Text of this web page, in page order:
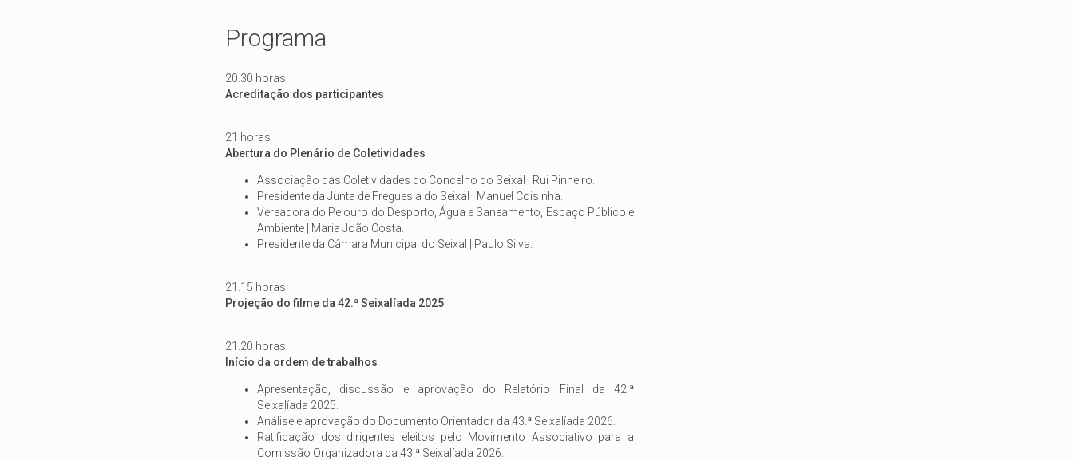
Programa
20.30 horas
Acreditação dos participantes
21 horas
Abertura do Plenário de Coletividades
Associação das Coletividades do Concelho do Seixal | Rui Pinheiro.
Presidente da Junta de Freguesia do Seixal | Manuel Coisinha.
Vereadora do Pelouro do Desporto, Água e Saneamento, Espaço Público e
Ambiente | Maria João Costa.
Presidente da Câmara Municipal do Seixal | Paulo Silva.
21.15 horas
Projeção do filme da 42.ª Seixalíada 2025
21.20 horas
Início da ordem de trabalhos
Apresentação, discussão e aprovação do Relatório Final da 42.ª
Seixalíada 2025.
Análise e aprovação do Documento Orientador da 43.ª Seixalíada 2026.
Ratificação dos dirigentes eleitos pelo Movimento Associativo para a
Comissão Organizadora da 43.ª Seixalíada 2026.